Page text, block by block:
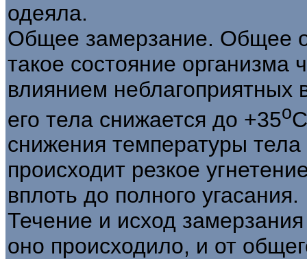
одеяла.
Общее замерзание. Общее
такое состояние организма
влиянием неблагоприятных
его тела снижается до +35о
снижения температуры
происходит резкое
вплоть до полного угасания.
Течение и исход
оно происходило, и от